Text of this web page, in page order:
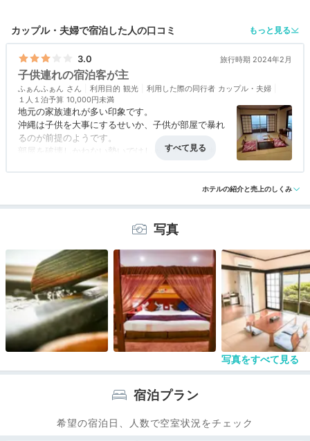
カップル・夫婦で宿泊した人の口コミ もっと見る
3.0 旅行時期 2024年2月
子供連れの宿泊客が主
ふぁんふぁん 利用目的 観光 利用した際の同行者 カップル・夫婦
１人１泊予算 10,000円未満
地元の家族連れが多い印象です。
沖縄は子供を大事にするせいか、子供が部屋で暴れ
るのが前提のようです。
部屋を破壊しかねない勢いではしゃぎまわってます
部屋や設備は古いですが、温泉の質は良かったで
部屋からの眺めも良いです。
南城市の公共交通の中心の南城市役所バス停の前に
あるので、路線バスで旅する人にとっては便利です
ね。
アクセス 5.0 コスパ 3.0 客室 4.0 接客対応 4.5 風呂 5.0
ホテルの紹介と売上のしくみ
写真
写真をすべて見る
宿泊プラン
希望の宿泊日、人数で空室状況をチェック